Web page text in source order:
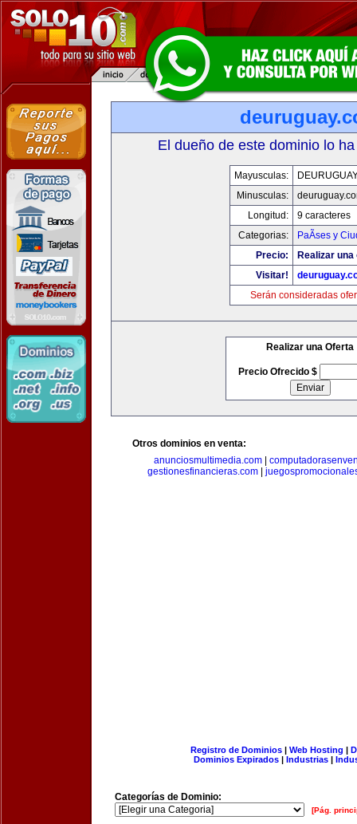
El dueño de este dominio lo
Mayusculas:
Minusculas:
Longitud:
9 caracteres
Categorias:
PaÃ­ses y
Precio:
Realizar
Visitar!
Serán consideradas
Realizar una Oferta
Precio Ofrecido $
Otros dominios en venta:
anunciosmultimedia.com
gestionesfinancieras.com
Registro de Dominios| Web Hosting |
Dominios Expirados | Industrias |
Categorías de Dominio:
[Pág.